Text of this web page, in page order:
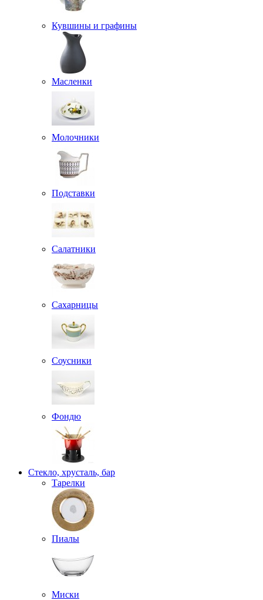
Кувшины и графины
Масленки
Молочники
Подставки
Салатники
Сахарницы
Соусники
Фондю
Стекло, хрусталь, бар
Тарелки
Пиалы
Миски